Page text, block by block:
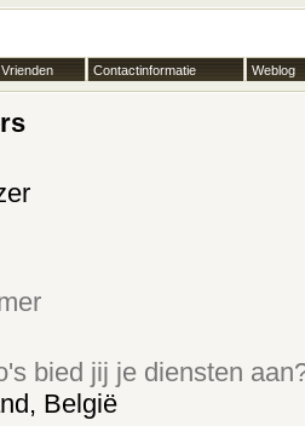
Vrienden Contactinformatie Weblog
bied jij je diensten
België